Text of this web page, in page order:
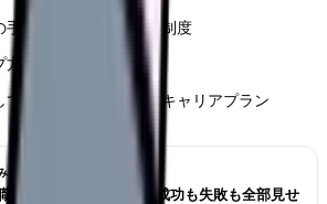
手当やインセンティブ制度
法と昇給のコツ
て年収を上げるためのキャリアプラン
たい
のリアル体験談12選｜成功も失敗も全部見せ